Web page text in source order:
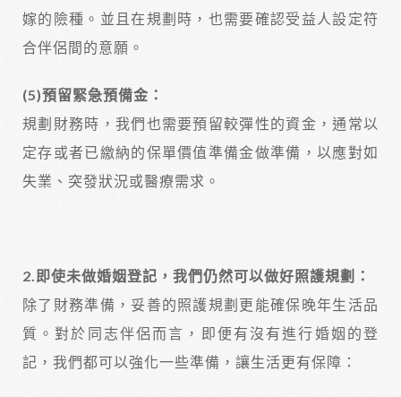
嫁的險種。並且在規劃時，也需要確認受益人設定符
合伴侶間的意願。
(5)預留緊急預備金：
規劃財務時，我們也需要預留較彈性的資金，通常以
定存或者已繳納的保單價值準備金做準備，以應對如
失業、突發狀況或醫療需求。
2. 即使未做婚姻登記，我們仍然可以做好照護規劃：
除了財務準備，妥善的照護規劃更能確保晚年生活品
質。對於同志伴侶而言，即便有沒有進行婚姻的登
記，我們都可以強化一些準備，讓生活更有保障：